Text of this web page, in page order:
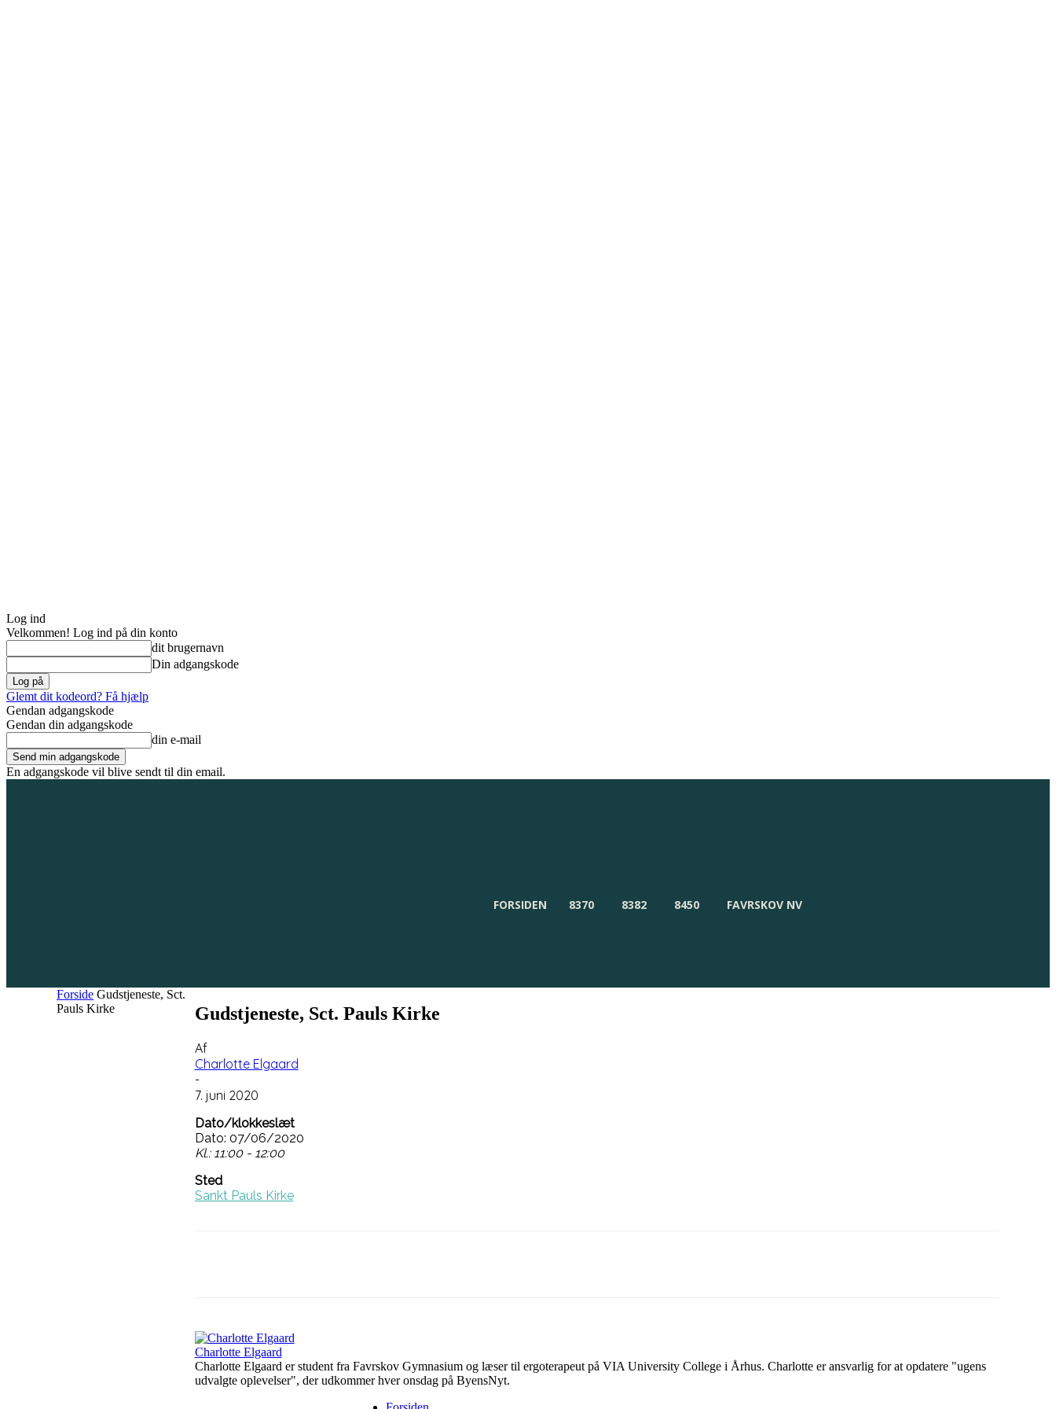
Log ind
Velkommen! Log ind på din konto
dit brugernavn
Din adgangskode
Glemt dit kodeord? Få hjælp
Gendan adgangskode
Gendan din adgangskode
din e-mail
En adgangskode vil blive sendt til din email.
FORSIDEN 8370 8382 8450 FAVRSKOV NV
Forside Gudstjeneste, Sct.
Pauls Kirke
Gudstjeneste, Sct. Pauls Kirke
Af
Charlotte Elgaard
-
7. juni 2020
Dato/klokkeslæt
Dato: 07/06/2020
Kl.: 11:00 - 12:00
Sted
Sankt Pauls Kirke
Charlotte Elgaard
Charlotte Elgaard er student fra Favrskov Gymnasium og læser til ergoterapeut på VIA University College i Århus. Charlotte er ansvarlig for at opdatere "ugens
udvalgte oplevelser", der udkommer hver onsdag på ByensNyt.